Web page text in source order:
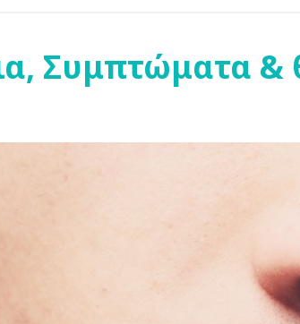
Συμπτώματα &